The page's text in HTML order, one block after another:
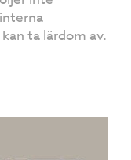
ta lärdom av.